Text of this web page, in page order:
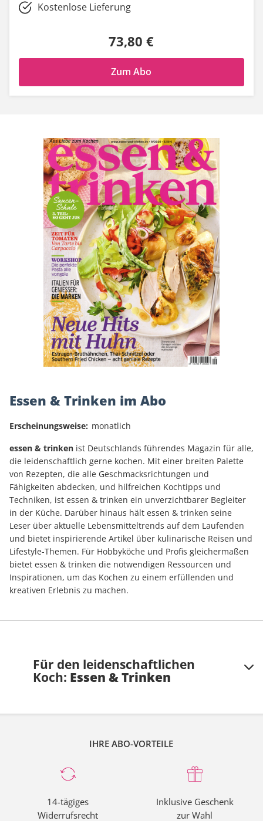
Kostenlose Lieferung
73,80 €
Zum Abo
Essen & Trinken im Abo
Erscheinungsweise: monatlich
essen & trinken ist Deutschlands führendes Magazin für alle,
die leidenschaftlich gerne kochen. Mit einer breiten Palette
von Rezepten, die alle Geschmacksrichtungen und
Fähigkeiten abdecken, und hilfreichen Kochtipps und
Techniken, ist essen & trinken ein unverzichtbarer Begleiter
in der Küche. Darüber hinaus hält essen & trinken seine
Leser über aktuelle Lebensmitteltrends auf dem Laufenden
und bietet inspirierende Artikel über kulinarische Reisen und
Lifestyle-Themen. Für Hobbyköche und Profis gleichermaßen
bietet essen & trinken die notwendigen Ressourcen und
Inspirationen, um das Kochen zu einem erfüllenden und
kreativen Erlebnis zu machen.
Für den leidenschaftlichen
Koch: Essen & Trinken
essen & trinkenist Deutschlands führendes
ausführliche Rezepte, kulinarische Tipps und
Inspirationen.
Rezepte und Kochtipps
IHRE ABO-VORTEILE
14-tägiges
Widerrufsrecht
Inklusive Geschenk
zur Wahl